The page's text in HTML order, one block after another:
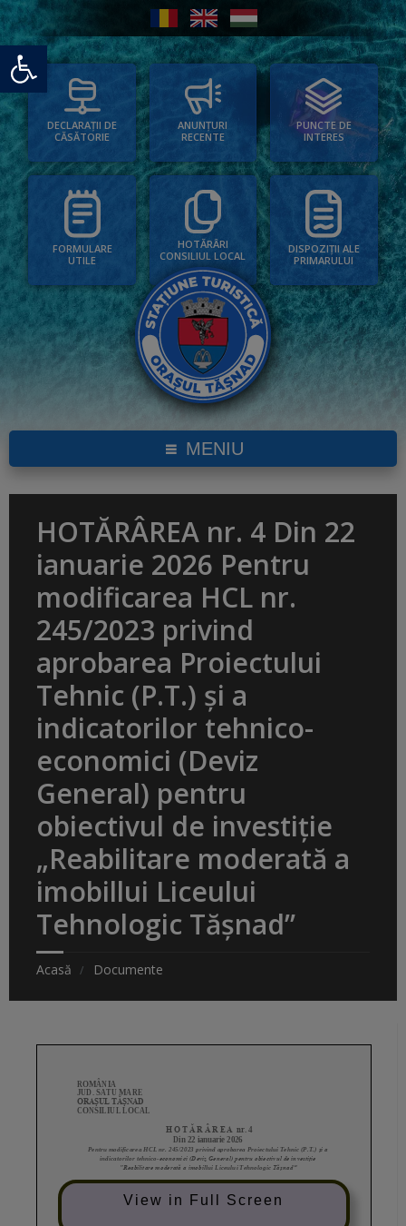
Deschide bara de unelte
DECLARAȚII DE
CĂSĂTORIE
ANUNȚURI
RECENTE
PUNCTE DE
INTERES
FORMULARE
UTILE
HOTĂRÂRI
CONSILIUL LOCAL
DISPOZIȚII ALE
PRIMARULUI
MENIU
HOTĂRÂREA nr. 4 Din 22
ianuarie 2026 Pentru
modificarea HCL nr.
245/2023 privind
aprobarea Proiectului
Tehnic (P.T.) și a
indicatorilor tehnico-
economici (Deviz
General) pentru
obiectivul de investiție
„Reabilitare moderată a
imobillui Liceului
Tehnologic Tășnad”
Acasă Documente
View in Full Screen